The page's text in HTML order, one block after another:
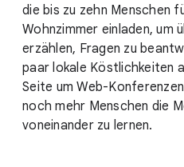
die bis zu zehn Menschen
Wohnzimmer einladen, um
erzählen, Fragen zu
paar lokale Köstlichkeiten
Seite um Web-
noch mehr Menschen die
voneinander zu lernen.